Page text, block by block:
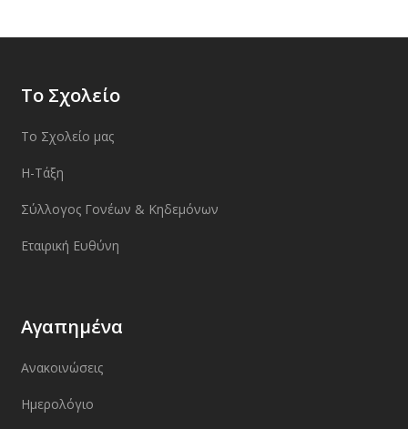
Το Σχολείο
Το Σχολείο μας
Η-Τάξη
Σύλλογος Γονέων & Κηδεμόνων
Εταιρική Ευθύνη
Αγαπημένα
Ανακοινώσεις
Ημερολόγιο